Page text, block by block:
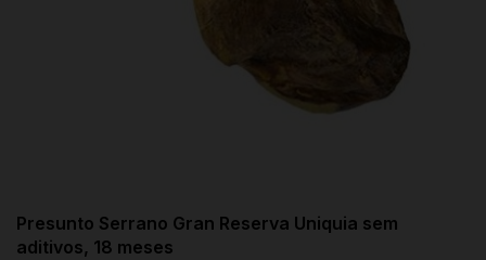
Presunto Serrano Gran Reserva Uniquia sem
aditivos, 18 meses